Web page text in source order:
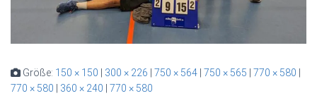
Größe: 150 × 150 | 300 × 226 | 750 × 564 | 750 × 565 | 770 × 580 |
770 × 580 | 360 × 240 | 770 × 580